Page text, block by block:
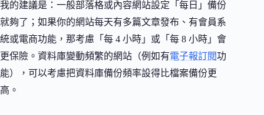
我的建議是：一般部落格或內容網站設定「每日」備份
就夠了；如果你的網站每天有多篇文章發布、有會員系
統或電商功能，那考慮「每 4 小時」或「每 8 小時」會
更保險。資料庫變動頻繁的網站（例如有電子報訂閱功
能），可以考慮把資料庫備份頻率設得比檔案備份更
高。